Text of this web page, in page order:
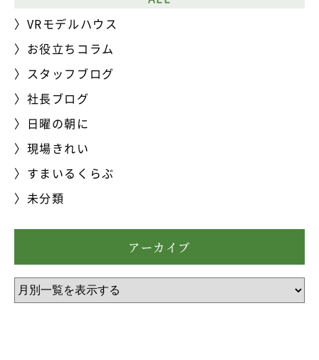
VRモデルハウス
お役立ちコラム
スタッフブログ
社長ブログ
日曜の朝に
現場きれい
すまいるくらぶ
未分類
アーカイブ